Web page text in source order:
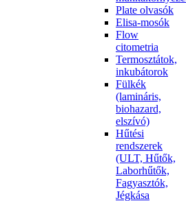
Plate olvasók
Elisa-mosók
Flow
citometria
Termosztátok,
inkubátorok
Fülkék
(lamináris,
biohazard,
elszívó)
Hűtési
rendszerek
(ULT, Hűtők,
Laborhűtők,
Fagyasztók,
Jégkása